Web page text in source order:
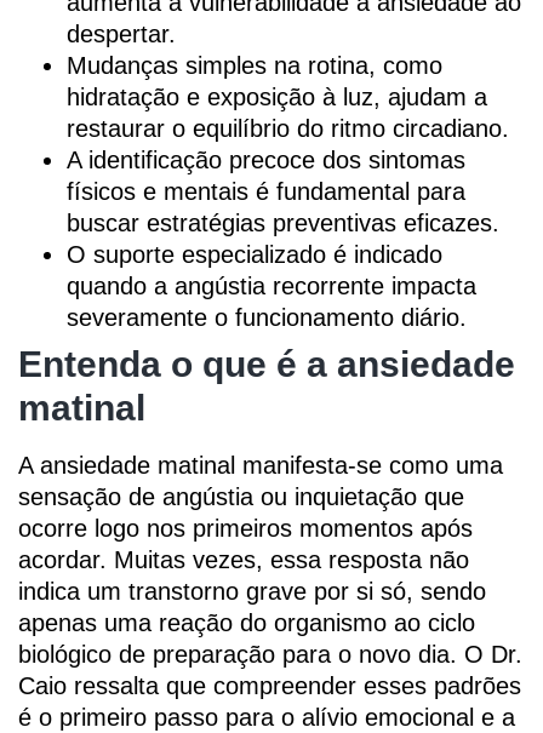
despertar.
Mudanças simples na rotina, como
hidratação e exposição à luz, ajudam a
restaurar o equilíbrio do ritmo circadiano.
A identificação precoce dos sintomas
físicos e mentais é fundamental para
buscar estratégias preventivas eficazes.
O suporte especializado é indicado
quando a angústia recorrente impacta
severamente o funcionamento diário.
Entenda o que é a ansiedade
matinal
A ansiedade matinal manifesta-se como uma
sensação de angústia ou inquietação que
ocorre logo nos primeiros momentos após
acordar. Muitas vezes, essa resposta não
indica um transtorno grave por si só, sendo
apenas uma reação do organismo ao ciclo
biológico de preparação para o novo dia. O Dr.
Caio ressalta que compreender esses padrões
é o primeiro passo para o alívio emocional e a